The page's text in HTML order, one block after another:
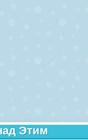
Этим